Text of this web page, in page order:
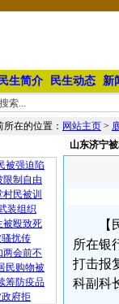
民生简介 民生动态 新
所在的位置： 网站主页 >
被强迫陷
限制自由
民被训
装组织
被殴致死
骚扰传
两会前不
民购物被
筹防疫品
政府拒
山东济宁
所在银
打击报
科副科